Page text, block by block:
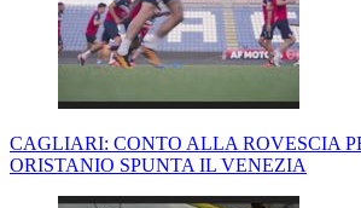
CAGLIARI: CONTO ALLA ROVESCIA
ORISTANIO SPUNTA IL VENEZIA